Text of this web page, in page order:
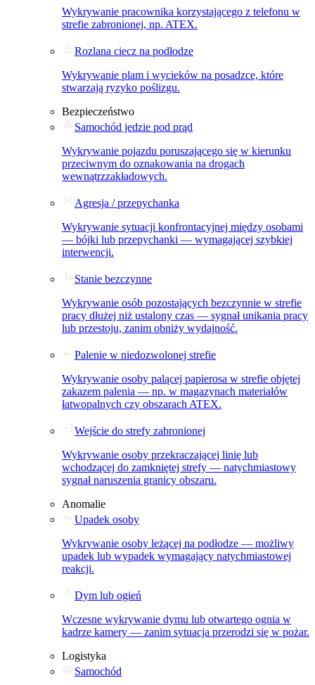
Wykrywanie pracownika korzystającego z telefonu w
strefie zabronionej, np. ATEX.
Rozlana ciecz na podłodze
Wykrywanie plam i wycieków na posadzce, które
stwarzają ryzyko poślizgu.
Bezpieczeństwo
Samochód jedzie pod prąd
Wykrywanie pojazdu poruszającego się w kierunku
przeciwnym do oznakowania na drogach
wewnątrzzakładowych.
Agresja / przepychanka
Wykrywanie sytuacji konfrontacyjnej między osobami
— bójki lub przepychanki — wymagającej szybkiej
interwencji.
Stanie bezczynne
Wykrywanie osób pozostających bezczynnie w strefie
pracy dłużej niż ustalony czas — sygnał unikania pracy
lub przestoju, zanim obniży wydajność.
Palenie w niedozwolonej strefie
Wykrywanie osoby palącej papierosa w strefie objętej
zakazem palenia — np. w magazynach materiałów
łatwopalnych czy obszarach ATEX.
Wejście do strefy zabronionej
Wykrywanie osoby przekraczającej linię lub
wchodzącej do zamkniętej strefy — natychmiastowy
sygnał naruszenia granicy obszaru.
Anomalie
Upadek osoby
Wykrywanie osoby leżącej na podłodze — możliwy
upadek lub wypadek wymagający natychmiastowej
reakcji.
Dym lub ogień
Wczesne wykrywanie dymu lub otwartego ognia w
kadrze kamery — zanim sytuacja przerodzi się w pożar.
Logistyka
Samochód